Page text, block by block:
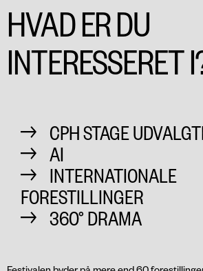
HVAD ER DU
INTERESSERET
CPH STAGE
AI
INTERNATIONALE
FORESTILLINGER
360° DRAMA